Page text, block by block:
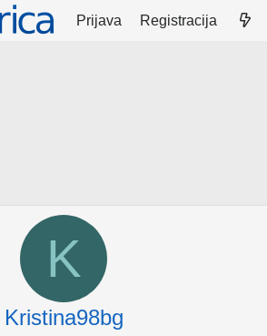
Prijava Registracija
K
Kristina98bg